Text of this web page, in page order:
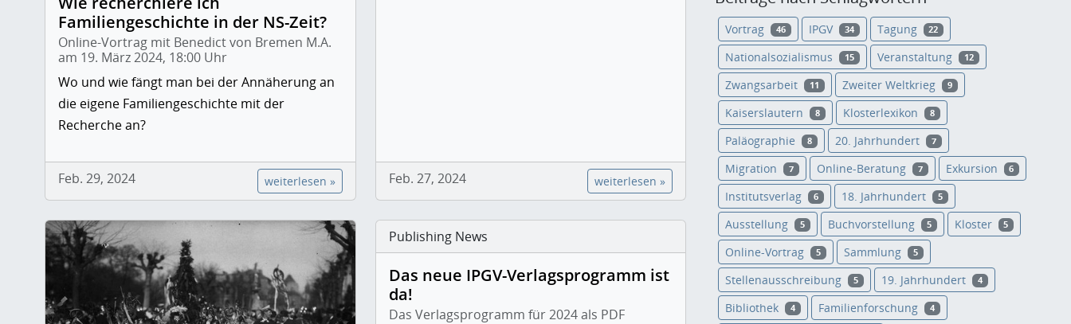
Familiengeschichte in der NS-Zeit?
Online-Vortrag mit Benedict von Bremen M.A.
am 19. März 2024, 18:00 Uhr
Wo und wie fängt man bei der Annäherung an
die eigene Familiengeschichte mit der
Recherche an?
Feb. 29, 2024 weiterlesen » Feb. 27, 2024 weiterlesen »
Publishing News
Das neue IPGV-Verlagsprogramm ist
da!
Das Verlagsprogramm für 2024 als PDF
Vortrag 46 IPGV 34 Tagung 22
Nationalsozialismus 15 Veranstaltung 12
Zwangsarbeit 11 Zweiter Weltkrieg 9
Kaiserslautern 8 Klosterlexikon 8
Paläographie 8 20. Jahrhundert 7
Migration 7 Online-Beratung 7 Exkursion 6
Institutsverlag 6 18. Jahrhundert 5
Ausstellung 5 Buchvorstellung 5 Kloster 5
Online-Vortrag 5 Sammlung 5
Stellenausschreibung 5 19. Jahrhundert 4
Bibliothek 4 Familienforschung 4